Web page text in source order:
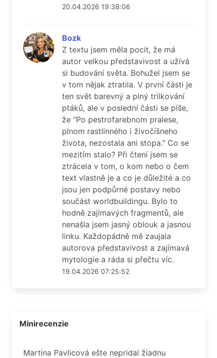
20.04.2026 19:38:06
Bozk
Z textu jsem měla pocit, že má
autor velkou představivost a užívá
si budování světa. Bohužel jsem se
v tom nějak ztratila. V první části je
ten svět barevný a plný trilkování
ptáků, ale v poslední části se píše,
že "Po pestrofarebnom pralese,
plnom rastlinného i živočíšneho
života, nezostala ani stopa." Co se
mezitím stalo? Při čtení jsem se
ztrácela v tom, o kom nebo o čem
text vlastně je a co je důležité a co
jsou jen podpůrné postavy nebo
součást worldbuildingu. Bylo to
hodně zajímavých fragmentů, ale
nenašla jsem jasný oblouk a jasnou
linku. Každopádně mě zaujala
autorova představivost a zajímavá
mytologie a ráda si přečtu víc.
19.04.2026 07:25:52
Minirecenzie
Martina Pavlicová ešte nepridal žiadnu